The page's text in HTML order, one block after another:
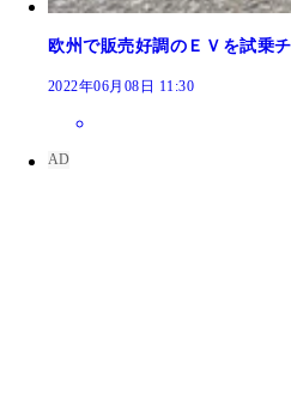
欧州で販売好調のＥＶを試乗
2022年06月08日 11:30